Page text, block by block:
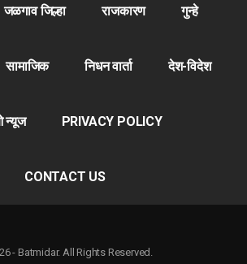
जळगाव जिल्हा राजकारण गुन्हे
सामाजिक निधन वार्ता देश-विदेश
न्यूज PRIVACY POLICY
CONTACT US
- Batmidar. All Rights Reserved.